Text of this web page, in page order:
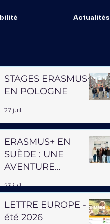
Actualités
STAGES ERASMUS+
EN POLOGNE
27 juil.
ERASMUS+ EN
SUÈDE : UNE
AVENTURE
ET HUMAINE
23 juil.
LETTRE EUROPE -
été 2026